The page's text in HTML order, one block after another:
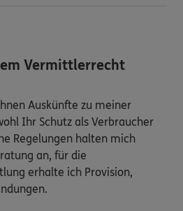
Vermittlerrecht
Auskünfte zu meiner
Ihr Schutz als Verbraucher
Regelungen halten mich
an, für die
erhalte ich Provision,